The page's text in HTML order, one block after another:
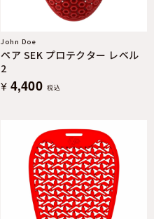
John Doe
ペア SEK プロテクター レベル
2
¥ 4,400 税込